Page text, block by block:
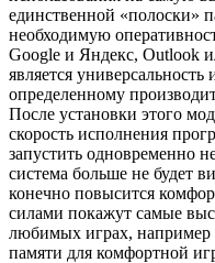
единственной «полоски»
необходимую
Google и Яндекс, Outlook
является универсальность
определенному
После установки этого
скорость исполнения
запустить одновременно
система больше не будет
конечно повысится
силами покажут самые
любимых играх, например
памяти для комфортной